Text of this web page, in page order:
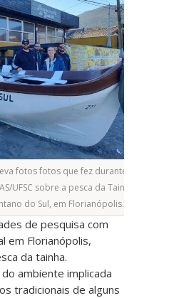
fotos fotos que fez durante
UFSC sobre a pesca da Tainha
do Sul, em Florianópolis.
de pesquisa com
em Florianópolis,
da tainha.
ambiente implicada
tradicionais de alguns